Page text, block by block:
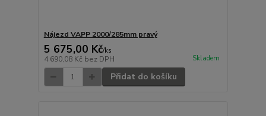
Nájezd VAPP 2000/285mm pravý
5 675,00 Kč/ks
4 690,08 Kč bez DPH Skladem
Přidat do košíku